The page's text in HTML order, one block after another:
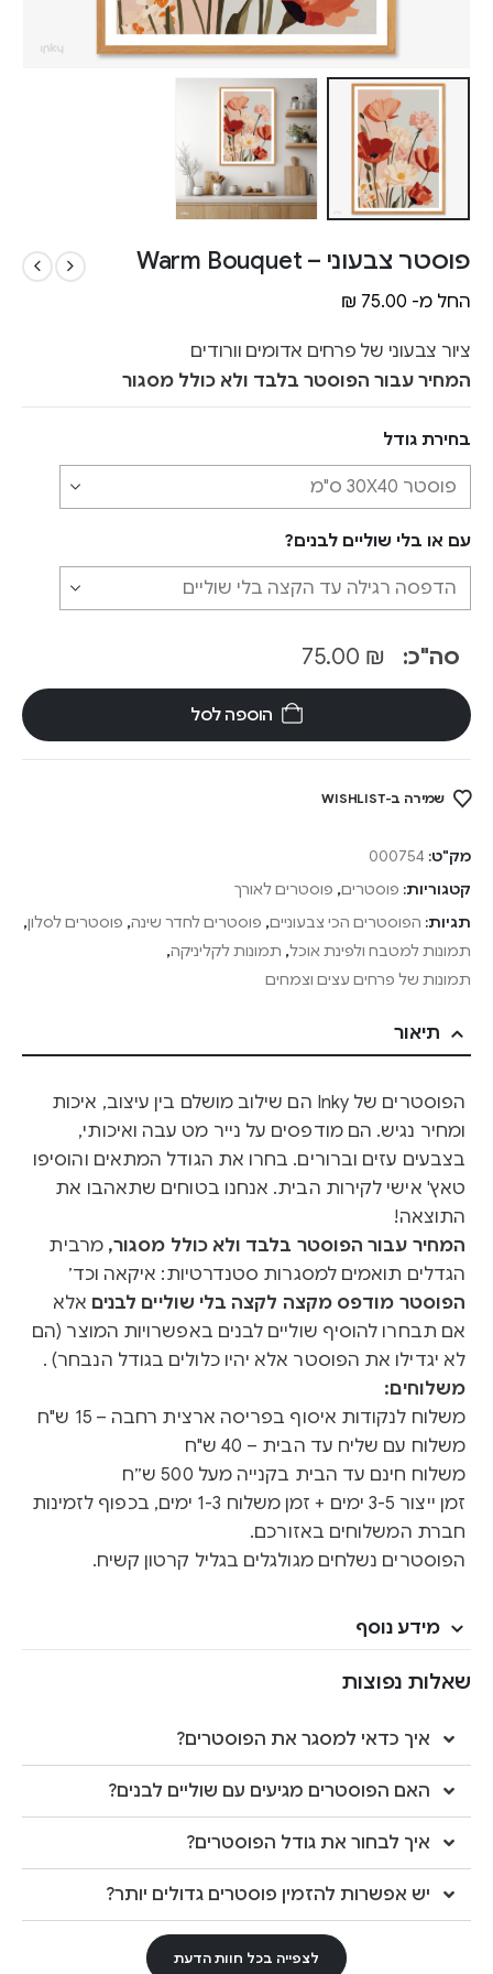
פוסטר צבעוני – Warm Bouquet
החל מ- ₪ 75.00
ציור צבעוני של פרחים אדומים וורודים
המחיר עבור הפוסטר בלבד ולא כולל מסגור
בחירת גודל
עם או בלי שוליים לבנים?
סה"כ: ₪
הוספה לסל
שמירה ב-WISHLIST
מק"ט: 000754
קטגוריות: פוסטרים, פוסטרים לאורך
תגיות: הפוסטרים הכי צבעוניים, פוסטרים לחדר שינה, פוסטרים לסלון,
תמונות למטבח ולפינת אוכל, תמונות לקליניקה,
תמונות של פרחים עצים וצמחים
תיאור
הפוסטרים של Inky הם שילוב מושלם בין עיצוב, איכות
ומחיר נגיש. הם מודפסים על נייר מט עבה ואיכותי,
בצבעים עזים וברורים. בחרו את הגודל המתאים והוסיפו
טאץ' אישי לקירות הבית. אנחנו בטוחים שתאהבו את
התוצאה!
המחיר עבור הפוסטר בלבד ולא כולל מסגור, מרבית
הגדלים תואמים למסגרות סטנדרטיות: איקאה וכד׳
הפוסטר מודפס מקצה לקצה בלי שוליים לבנים אלא
אם תבחרו להוסיף שוליים לבנים באפשרויות המוצר (הם
לא יגדילו את הפוסטר אלא יהיו כלולים בגודל הנבחר) .
משלוחים:
משלוח לנקודות איסוף בפריסה ארצית רחבה – 15 ש"ח
משלוח עם שליח עד הבית – 40 ש"ח
משלוח חינם עד הבית בקנייה מעל 500 ש״ח
זמן ייצור 3-5 ימים + זמן משלוח 1-3 ימים, בכפוף לזמינות
חברת המשלוחים באזורכם.
הפוסטרים נשלחים מגולגלים בגליל קרטון קשיח.
מידע נוסף
שאלות נפוצות
איך כדאי למסגר את הפוסטרים?
האם הפוסטרים מגיעים עם שוליים לבנים?
איך לבחור את גודל הפוסטרים?
יש אפשרות להזמין פוסטרים גדולים יותר?
לצפייה בכל חוות הדעת